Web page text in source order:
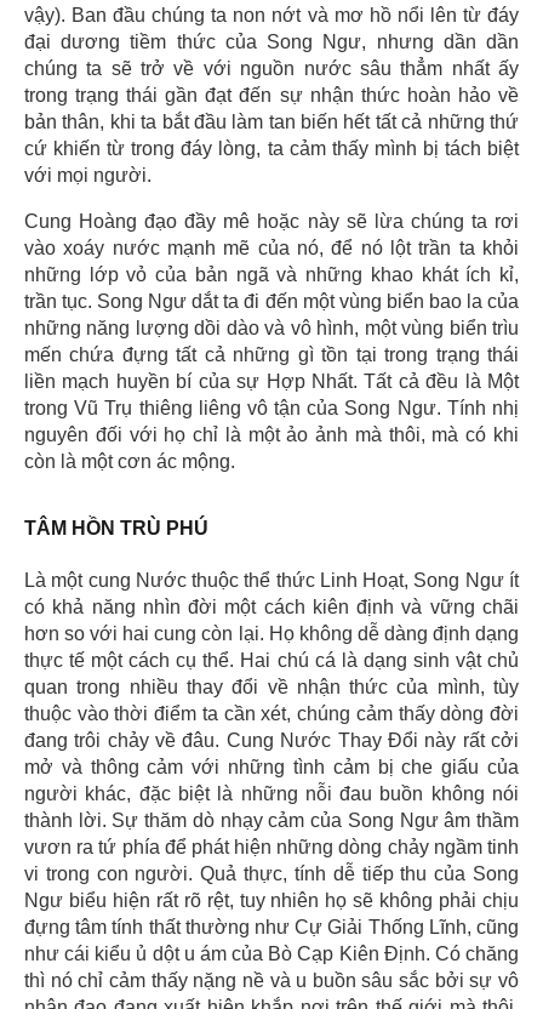
vậy). Ban đầu chúng ta non nớt và mơ hồ nổi lên từ đáy
đại dương tiềm thức của Song Ngư, nhưng dần dần
chúng ta sẽ trở về với nguồn nước sâu thẳm nhất ấy
trong trạng thái gần đạt đến sự nhận thức hoàn hảo về
bản thân, khi ta bắt đầu làm tan biến hết tất cả những thứ
cứ khiến từ trong đáy lòng, ta cảm thấy mình bị tách biệt
với mọi người.
Cung Hoàng đạo đầy mê hoặc này sẽ lừa chúng ta rơi
vào xoáy nước mạnh mẽ của nó, để nó lột trần ta khỏi
những lớp vỏ của bản ngã và những khao khát ích kỉ,
trần tục. Song Ngư dắt ta đi đến một vùng biển bao la của
những năng lượng dồi dào và vô hình, một vùng biển trìu
mến chứa đựng tất cả những gì tồn tại trong trạng thái
liền mạch huyền bí của sự Hợp Nhất. Tất cả đều là Một
trong Vũ Trụ thiêng liêng vô tận của Song Ngư. Tính nhị
nguyên đối với họ chỉ là một ảo ảnh mà thôi, mà có khi
còn là một cơn ác mộng.
TÂM HỒN TRÙ PHÚ
Là một cung Nước thuộc thể thức Linh Hoạt, Song Ngư ít
có khả năng nhìn đời một cách kiên định và vững chãi
hơn so với hai cung còn lại. Họ không dễ dàng định dạng
thực tế một cách cụ thể. Hai chú cá là dạng sinh vật chủ
quan trong nhiều thay đổi về nhận thức của mình, tùy
thuộc vào thời điểm ta cần xét, chúng cảm thấy dòng đời
đang trôi chảy về đâu. Cung Nước Thay Đổi này rất cởi
mở và thông cảm với những tình cảm bị che giấu của
người khác, đặc biệt là những nỗi đau buồn không nói
thành lời. Sự thăm dò nhạy cảm của Song Ngư âm thầm
vươn ra tứ phía để phát hiện những dòng chảy ngầm tinh
vi trong con người. Quả thực, tính dễ tiếp thu của Song
Ngư biểu hiện rất rõ rệt, tuy nhiên họ sẽ không phải chịu
đựng tâm tính thất thường như Cự Giải Thống Lĩnh, cũng
như cái kiểu ủ dột u ám của Bò Cạp Kiên Định. Có chăng
thì nó chỉ cảm thấy nặng nề và u buồn sâu sắc bởi sự vô